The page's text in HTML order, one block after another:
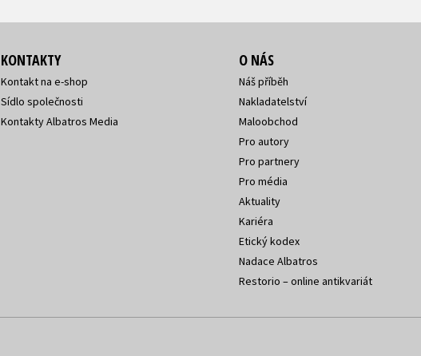
KONTAKTY
Kontakt na e-shop
Sídlo společnosti
Kontakty Albatros Media
O NÁS
Náš příběh
Nakladatelství
Maloobchod
Pro autory
Pro partnery
Pro média
Aktuality
Kariéra
Etický kodex
Nadace Albatros
Restorio – online antikvariát